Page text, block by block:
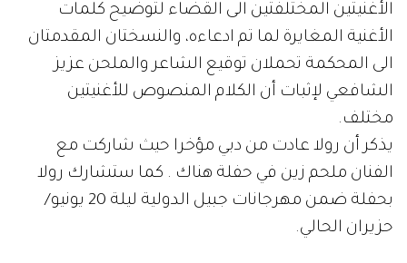
الأغنيتين المختلفتين الى القضاء لتوضيح كلمات
الأغنية المغايرة لما تم ادعاءه، والنسختان المقدمتان
الى المحكمة تحملان توقيع الشاعر والملحن عزيز
الشافعي لإثبات أن الكلام المنصوص للأغنيتين
مختلف.
يذكر أن رولا عادت من دبي مؤخرا حيث شاركت مع
الفنان ملحم زين في حفلة هناك . كما ستشارك رولا
بحفلة ضمن مهرجانات جبيل الدولية ليلة 20 يونيو/
حزيران الحالي.